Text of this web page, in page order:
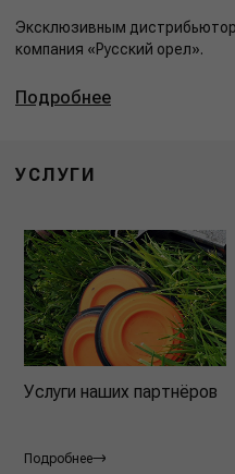
Эксклюзивным
компания «Русский орел».
Подробнее
УСЛУГИ
Услуги наших партнёров
Подробнее